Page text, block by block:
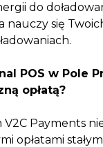
do
nauczy się
POS w Pole
opłatą?
V2C Payments
opłatami